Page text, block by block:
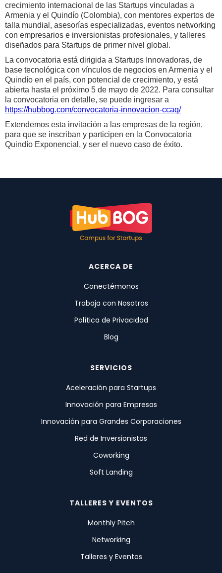
crecimiento internacional de las Startups vinculadas a
Armenia y el Quindío (Colombia), con mentores expertos de
talla mundial, asesorías especializadas, eventos networking
con empresarios e inversionistas profesionales, y talleres
diseñados para Startups de primer nivel global.
La convocatoria está dirigida a Startups Innovadoras, de
base tecnológica con vínculos de negocios en Armenia y el
Quindío en el país, con potencial de crecimiento, y está
abierta hasta el próximo 5 de mayo de 2022. Para consultar
la convocatoria en detalle, se puede ingresar a
https://hubbog.com/convocatoria-innovacion-ccaq/
Extendemos esta invitación a las empresas de la región,
para que se inscriban y participen en la Convocatoria
Quindío Exponencial, y ser el nuevo caso de éxito.
ACERCA DE
Conectémonos
Trabaja con Nosotros
Política de Privacidad
Blog
SERVICIOS
Aceleración para Startups
Innovación para Empresas
Innovación para Grandes Corporaciones
Red de Inversionistas
Coworking
Soft Landing
TALLERES Y EVENTOS
Monthly Pitch
Networking
Talleres y Eventos